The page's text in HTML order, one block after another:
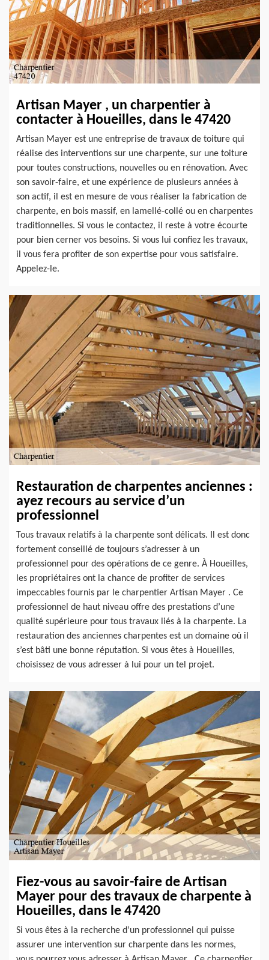
Artisan Mayer , un charpentier à
contacter à Houeilles, dans le 47420
Artisan Mayer est une entreprise de travaux de toiture qui
réalise des interventions sur une charpente, sur une toiture
pour toutes constructions, nouvelles ou en rénovation. Avec
son savoir-faire, et une expérience de plusieurs années à
son actif, il est en mesure de vous réaliser la fabrication de
charpente, en bois massif, en lamellé-collé ou en charpentes
traditionnelles. Si vous le contactez, il reste à votre écourte
pour bien cerner vos besoins. Si vous lui confiez les travaux,
il vous fera profiter de son expertise pour vous satisfaire.
Appelez-le.
Restauration de charpentes anciennes :
ayez recours au service d’un
professionnel
Tous travaux relatifs à la charpente sont délicats. Il est donc
fortement conseillé de toujours s’adresser à un
professionnel pour des opérations de ce genre. À Houeilles,
les propriétaires ont la chance de profiter de services
impeccables fournis par le charpentier Artisan Mayer . Ce
professionnel de haut niveau offre des prestations d’une
qualité supérieure pour tous travaux liés à la charpente. La
restauration des anciennes charpentes est un domaine où il
s’est bâti une bonne réputation. Si vous êtes à Houeilles,
choisissez de vous adresser à lui pour un tel projet.
Fiez-vous au savoir-faire de Artisan
Mayer pour des travaux de charpente à
Houeilles, dans le 47420
Si vous êtes à la recherche d’un professionnel qui puisse
assurer une intervention sur charpente dans les normes,